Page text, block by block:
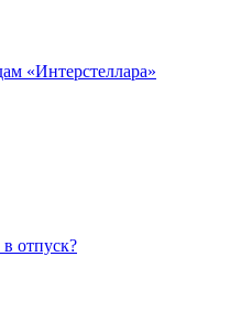
«Интерстеллара»
отпуск?